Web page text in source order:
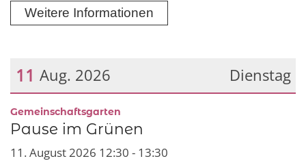
Weitere Informationen
Dienstag
11 Aug. 2026
Datum: 11. August 2026
Gemeinschaftsgarten
Pause im Grünen
11. August 2026 12:30 - 13:30